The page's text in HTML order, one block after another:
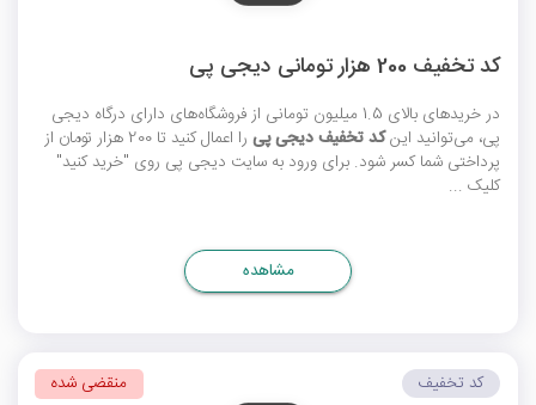
کد تخفیف 200 هزار تومانی دیجی پی
در خریدهای بالای 1.5 میلیون تومانی از فروشگاه‌های دارای درگاه دیجی
پی، می‌توانید اینکد تخفیف دیجی پی
را اعمال کنید تا 200 هزار تومان از
پرداختی شما کسر شود. برای ورود به سایت دیجی پی روی "خرید کنید"
کلیک ...
مشاهده
کد تخفیف منقضی شده